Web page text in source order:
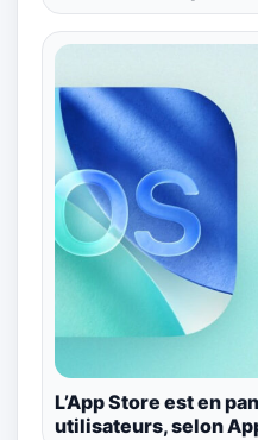
L’App Store est en
utilisateurs, selon